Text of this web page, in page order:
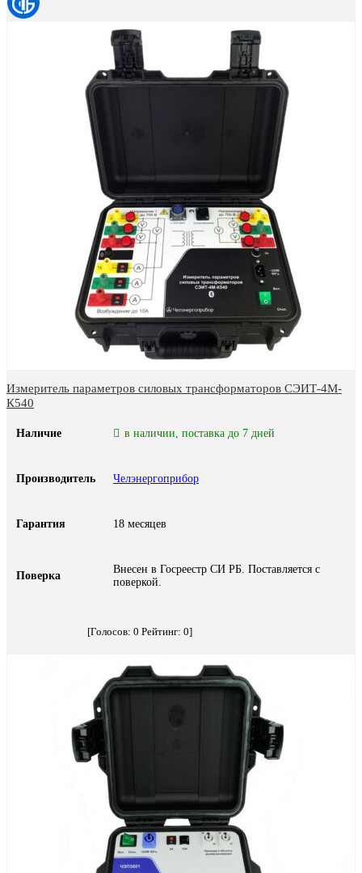
Измеритель параметров силовых трансформаторов СЭИТ-4М-
К540
Наличие в наличии, поставка до 7 дней
Производитель Челэнергоприбор
Гарантия 18 месяцев
Поверка
Внесен в Госреестр СИ РБ. Поставляется с
поверкой.
[Голосов: 0 Рейтинг: 0]